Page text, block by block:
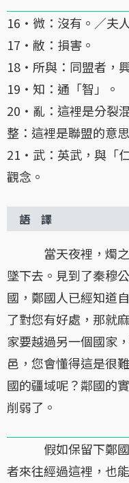
16・微：沒有。／夫
17・敝：損害。
18・所與：同盟者，
19・知：通「智」。
20・亂：這裡是分裂
整：這裡是聯盟的意
21・武：英武，與「
觀念。
語 譯
當天夜裡，燭之
墜下去。見到了秦穆
國，鄭國人已經知道
了對您有好處，那就
家要越過另一個國家
邑，您會懂得這是很
國的疆域呢？鄰國的
削弱了。
假如保留下鄭國
者來往經過這裡，也